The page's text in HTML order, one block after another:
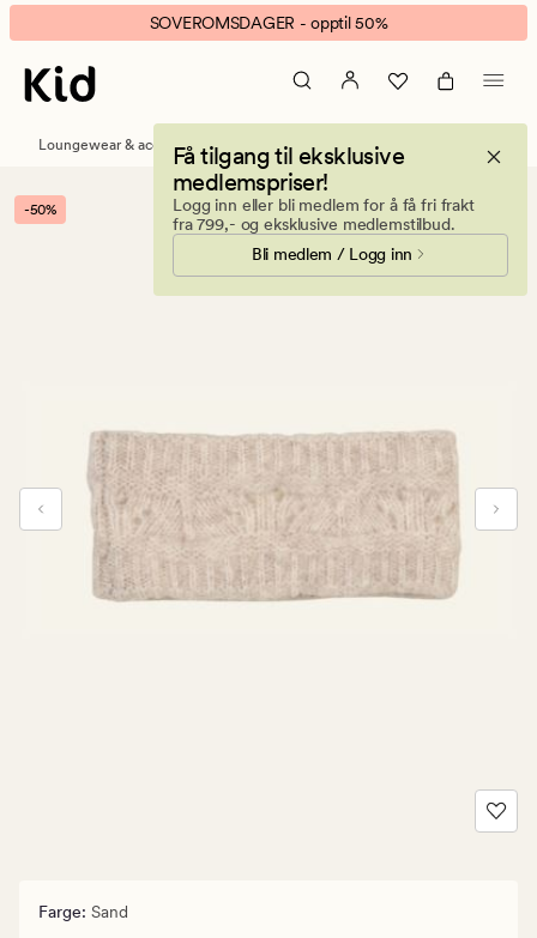
Leona
pannebånd
sand
banner.
Klikk
ESCAPE
pause.
SOVEROMSDAGER - opptil 50%
Få tilgang til eksklusive
medlemspriser!
Logg inn eller bli medlem for å få fri frakt
fra 799,- og eksklusive medlemstilbud.
Bli medlem / Logg inn
Loungewear & accessories Luer, votter og skjerf
-50%
Farge: Sand